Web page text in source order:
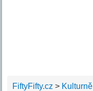
FiftyFifty.cz > Kulturně